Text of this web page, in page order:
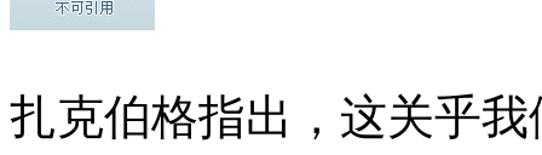
扎克伯格指出，这关乎